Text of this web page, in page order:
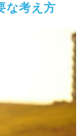
な考え方